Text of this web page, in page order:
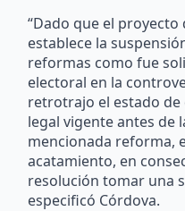
“Dado que el
establece la
reformas como fue
electoral en la
retrotrajo el estado
legal vigente antes de
mencionada reforma,
acatamiento, en
resolución tomar una
especificó Córdova.